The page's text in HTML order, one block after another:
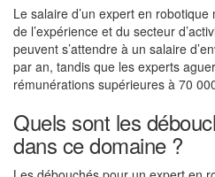
Le salaire d’un expert en
de l’expérience et du secteur
peuvent s’attendre à un salaire
par an, tandis que les experts
rémunérations supérieures à 70
Quels sont les
dans ce domaine ?